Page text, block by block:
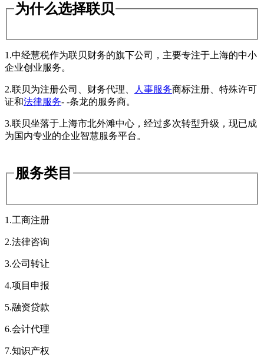
为什么选择联贝
1.中经慧税作为联贝财务的旗下公司，主要专注于上海的中小
企业创业服务。
2.联贝为注册公司、财务代理、 人事服务商标注册、特殊许可
证和法律服务- -条龙的服务商。
3.联贝坐落于上海市北外滩中心，经过多次转型升级，现已成
为国内专业的企业智慧服务平台。
服务类目
1.工商注册
2.法律咨询
3.公司转让
4.项目申报
5.融资贷款
6.会计代理
7.知识产权